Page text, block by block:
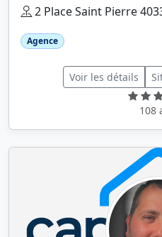
2 Place Saint Pierre
Agence
Voir les détails
108